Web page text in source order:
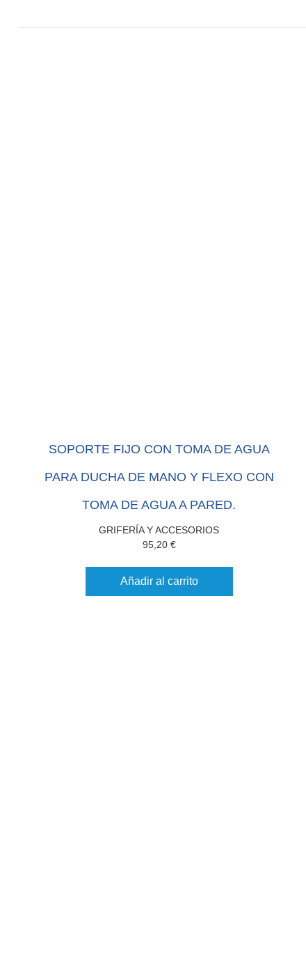
SOPORTE FIJO CON TOMA DE AGUA
PARA DUCHA DE MANO Y FLEXO CON
TOMA DE AGUA A PARED.
GRIFERÍA Y ACCESORIOS
95,20 €
Añadir al carrito